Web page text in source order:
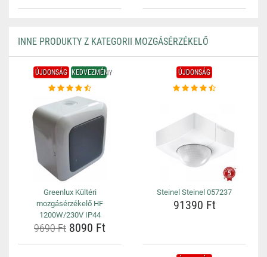
INNE PRODUKTY Z KATEGORII MOZGÁSÉRZÉKELŐ
ÚJDONSÁG KEDVEZMÉNY
Greenlux Kültéri
mozgásérzékelő HF
1200W/230V IP44
9690 Ft 8090 Ft
ÚJDONSÁG
Steinel Steinel 057237
91390 Ft